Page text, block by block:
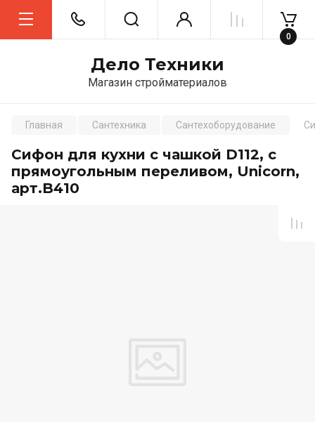
Дело Техники
Магазин стройматериалов
0
Главная Сантехника Сантехоборудование
Сифон для кухни с чашкой D112, с
прямоугольным переливом, Unicorn,
арт.B410